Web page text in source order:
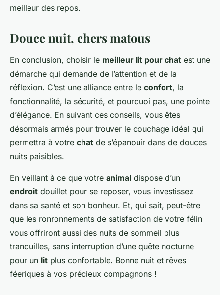
meilleur des repos.
Douce nuit, chers matous
En conclusion, choisir le meilleur lit pour chat est une
démarche qui demande de l’attention et de la
réflexion. C’est une alliance entre le confort, la
fonctionnalité, la sécurité, et pourquoi pas, une pointe
d’élégance. En suivant ces conseils, vous êtes
désormais armés pour trouver le couchage idéal qui
permettra à votre chat de s’épanouir dans de douces
nuits paisibles.
En veillant à ce que votre animal dispose d’un
endroit douillet pour se reposer, vous investissez
dans sa santé et son bonheur. Et, qui sait, peut-être
que les ronronnements de satisfaction de votre félin
vous offriront aussi des nuits de sommeil plus
tranquilles, sans interruption d’une quête nocturne
pour un lit plus confortable. Bonne nuit et rêves
féeriques à vos précieux compagnons !